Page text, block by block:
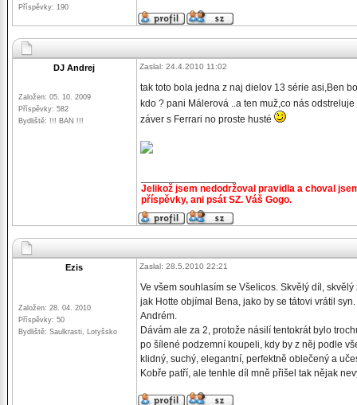
Příspěvky: 190
DJ Andrej
Založen: 05. 10. 2009
Příspěvky: 582
Bydliště: !!! BAN !!!
Zaslal: 24.4.2010 11:02
tak toto bola jedna z naj dielov 13 série asi,Ben
kdo ? pani Málerová ..a ten muž,co nás
záver s Ferrari no proste husté
Jelikož jsem nedodržoval pravidla a choval
příspěvky, ani psát SZ. Váš Gogo.
Ezis
Založen: 28. 04. 2010
Příspěvky: 50
Bydliště: Saulkrasti, Lotyšsko
Zaslal: 28.5.2010 22:21
Ve všem souhlasím se Všelicos. Skvělý díl,
jak Hotte objímal Bena, jako by se tátovi vrátil
Andrém.
Dávám ale za 2, protože násilí tentokrát bylo
po šílené podzemní koupeli, kdy by z něj podle
klidný, suchý, elegantní, perfektně oblečený a
Kobře patří, ale tenhle díl mně přišel tak nějak